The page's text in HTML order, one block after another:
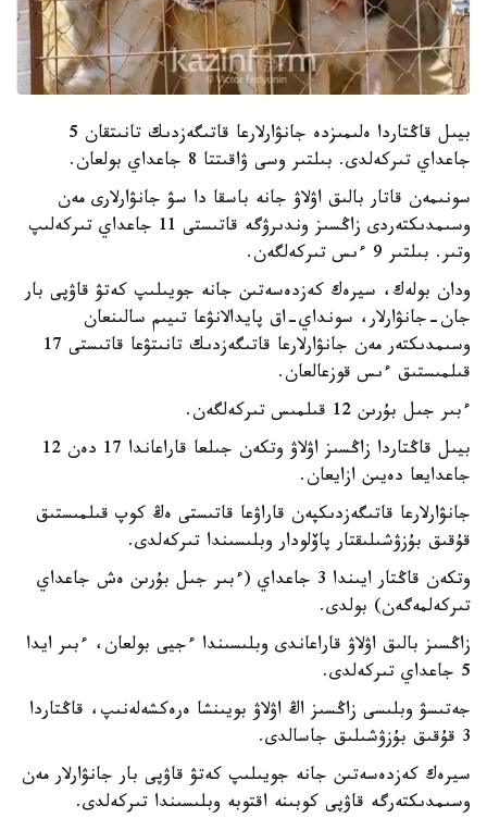
بيىل قاڭتاردا ەلىمىزدە جانۋارلارعا قاتىگەزدىك تانىتقان 5
جاعداي تىركەلدى. بىلتىر وسى ۋاقىتتا 8 جاعداي بولعان.
سونىمەن قاتار بالىق اۋلاۋ جانە باسقا دا سۋ جانۋارلارى مەن
وسىمدىكتەردى زاڭسىز وندىرۋگە قاتىستى 11 جاعداي تىركەلىپ
وتىر. بىلتىر 9 ءىس تىركەلگەن.
ودان بولەك، سيرەك كەزدەسەتىن جانە جويىلىپ كەتۋ قاۋپى بار
جان-جانۋارلار، سونداي-اق پايدالانۋعا تىيىم سالىنعان
وسىمدىكتەر مەن جانۋارلارعا قاتىگەزدىك تانىتۋعا قاتىستى 17
قىلمىستىق ءىس قوزعالعان.
ءبىر جىل بۇرىن 12 قىلمىس تىركەلگەن.
بيىل قاڭتاردا زاڭسىز اۋلاۋ وتكەن جىلعا قاراعاندا 17 دەن 12
جاعدايعا دەيىن ازايعان.
جانۋارلارعا قاتىگەزدىكپەن قاراۋعا قاتىستى ەڭ كوپ قىلمىستىق
قۇقىق بۇزۋشىلىقتار پاۆلودار وبلىسىندا تىركەلدى.
وتكەن قاڭتار ايىندا 3 جاعداي (ءبىر جىل بۇرىن ەش جاعداي
تىركەلمەگەن) بولدى.
زاڭسىز بالىق اۋلاۋ قاراعاندى وبلىسىندا ءجيى بولعان، ءبىر ايدا
5 جاعداي تىركەلدى.
جەتىسۋ وبلىسى زاڭسىز اڭ اۋلاۋ بويىنشا ەرەكشەلەنىپ، قاڭتاردا
3 قۇقىق بۇزۋشىلىق جاسالدى.
سيرەك كەزدەسەتىن جانە جويىلىپ كەتۋ قاۋپى بار جانۋارلار مەن
وسىمدىكتەرگە قاۋپى كوبىنە اقتوبە وبلىسىندا تىركەلدى.